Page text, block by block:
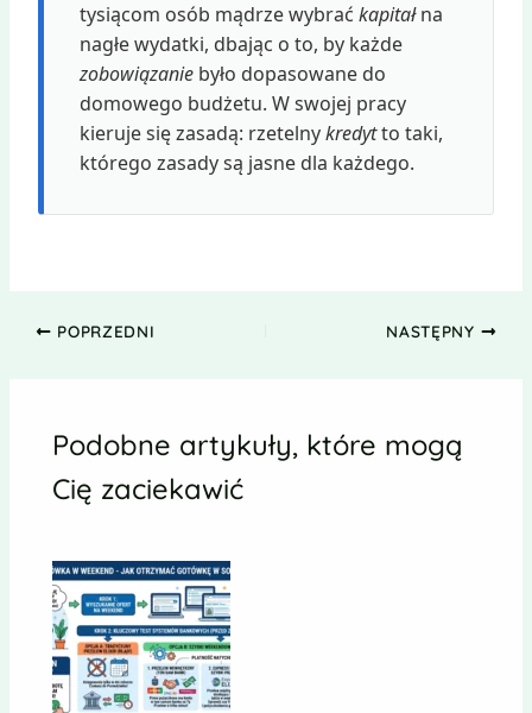
tysiącom osób mądrze wybrać kapitałna
nagłe wydatki, dbając o to, by każde
zobowiązaniebyło dopasowane do
domowego budżetu. W swojej pracy
kieruje się zasadą: rzetelnykredytto taki,
którego zasady są jasne dla każdego.
POPRZEDNI NASTĘPNY
Podobne artykuły, które mogą
Cię zaciekawić